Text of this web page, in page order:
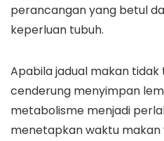
perancangan yang betul
keperluan tubuh.
Apabila jadual makan
cenderung menyimpan
metabolisme menjadi
menetapkan waktu